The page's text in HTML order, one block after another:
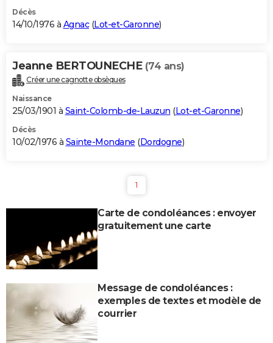
Décès
14/10/1976 à Agnac(Lot-et-Garonne)
Jeanne BERTOUNECHE (74 ans)
Créer une cagnotte obsèques
Naissance
25/03/1901 à Saint-Colomb-de-Lauzun (Lot-et-Garonne)
Décès
10/02/1976 à Sainte-Mondane (Dordogne)
1
Carte de condoléances : envoyer
gratuitement une carte
Message de condoléances :
exemples de textes et modèle de
courrier